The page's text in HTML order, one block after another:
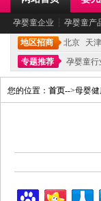
孕婴童企业 ┆ 孕婴童产
地区招商 北京 天津
专题推荐
孕婴童行
您的位置： 首页-->母婴